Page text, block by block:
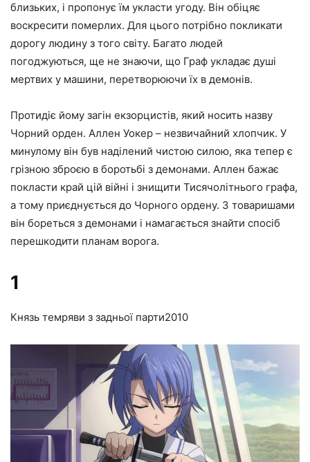
близьких, і пропонує їм укласти угоду. Він обіцяє
воскресити померлих. Для цього потрібно покликати
дорогу людину з того світу. Багато людей
погоджуються, ще не знаючи, що Граф укладає душі
мертвих у машини, перетворюючи їх в демонів.
Протидіє йому загін екзорцистів, який носить назву
Чорний орден. Аллен Уокер – незвичайний хлопчик. У
минулому він був наділений чистою силою, яка тепер є
грізною зброєю в боротьбі з демонами. Аллен бажає
покласти край цій війні і знищити Тисячолітнього графа,
а тому приєднується до Чорного ордену. З товаришами
він бореться з демонами і намагається знайти спосіб
перешкодити планам ворога.
1
Князь темряви з задньої парти2010